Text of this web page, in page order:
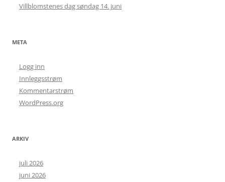
Villblomstenes dag søndag 14. juni
META
Logg inn
Innleggsstrøm
Kommentarstrøm
WordPress.org
ARKIV
juli 2026
juni 2026